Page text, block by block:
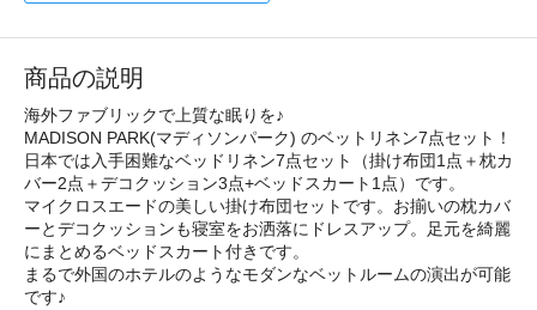
商品の説明
海外ファブリックで上質な眠りを♪
MADISON PARK(マディソンパーク) のベットリネン7点セット！
日本では入手困難なベッドリネン7点セット（掛け布団1点＋枕カ
バー2点＋デコクッション3点+ベッドスカート1点）です。
マイクロスエードの美しい掛け布団セットです。お揃いの枕カバ
ーとデコクッションも寝室をお洒落にドレスアップ。足元を綺麗
にまとめるベッドスカート付きです。
まるで外国のホテルのようなモダンなベットルームの演出が可能
です♪